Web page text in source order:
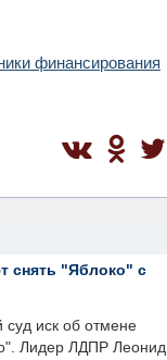
финансирования
снять "Яблоко" с
иск об отмене
Лидер ЛДПР Леонид